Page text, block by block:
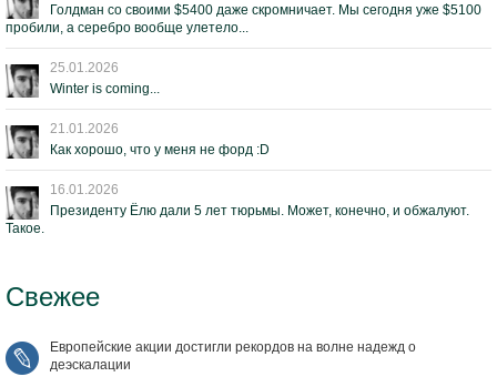
Голдман со своими $5400 даже скромничает. Мы сегодня уже $5100
пробили, а серебро вообще улетело...
25.01.2026
Winter is coming...
21.01.2026
Как хорошо, что у меня не форд :D
16.01.2026
Президенту Ёлю дали 5 лет тюрьмы. Может, конечно, и обжалуют.
Такое.
Свежее
Европейские акции достигли рекордов на волне надежд о
деэскалации